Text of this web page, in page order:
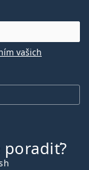
vašich